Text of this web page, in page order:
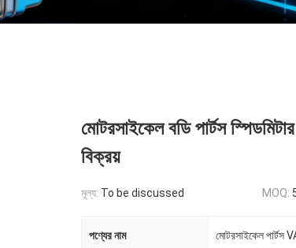
মোটরসাইকেল বডি পার্টস
বিক্রয়
মূল্য: To be discussed MOQ:
পণ্যের নাম মোটরসাইকেল পার্টস